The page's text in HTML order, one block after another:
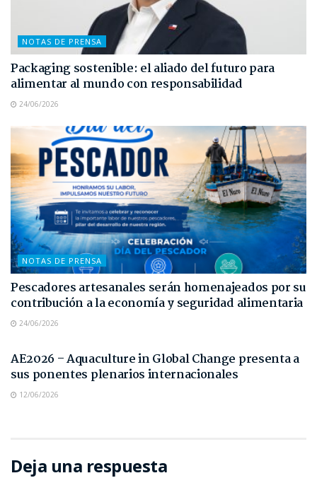
NOTAS DE PRENSA
Packaging sostenible: el aliado del futuro para
alimentar al mundo con responsabilidad
24/06/2026
NOTAS DE PRENSA
Pescadores artesanales serán homenajeados por su
contribución a la economía y seguridad alimentaria
24/06/2026
AE2026 – Aquaculture in Global Change presenta a
sus ponentes plenarios internacionales
12/06/2026
Deja una respuesta